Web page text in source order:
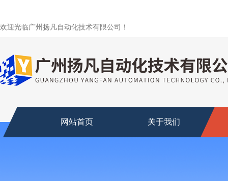
欢迎光临广州扬凡自动化技术有限公司！
网站首页 关于我们